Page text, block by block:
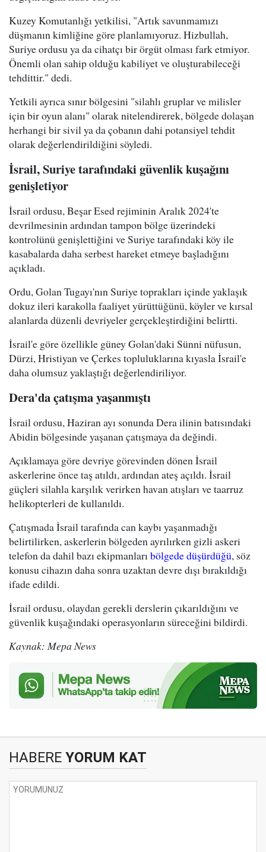
Kuzey Komutanlığı yetkilisi, "Artık savunmamızı
düşmanın kimliğine göre planlamıyoruz. Hizbullah,
Suriye ordusu ya da cihatçı bir örgüt olması fark etmiyor.
Önemli olan sahip olduğu kabiliyet ve oluşturabileceği
tehdittir." dedi.
Yetkili ayrıca sınır bölgesini "silahlı gruplar ve milisler
için bir oyun alanı" olarak nitelendirerek, bölgede dolaşan
herhangi bir sivil ya da çobanın dahi potansiyel tehdit
olarak değerlendirildiğini söyledi.
İsrail, Suriye tarafındaki güvenlik kuşağını
genişletiyor
İsrail ordusu, Beşar Esed rejiminin Aralık 2024'te
devrilmesinin ardından tampon bölge üzerindeki
kontrolünü genişlettiğini ve Suriye tarafındaki köy ile
kasabalarda daha serbest hareket etmeye başladığını
açıkladı.
Ordu, Golan Tugayı'nın Suriye toprakları içinde yaklaşık
dokuz ileri karakolla faaliyet yürüttüğünü, köyler ve kırsal
alanlarda düzenli devriyeler gerçekleştirdiğini belirtti.
İsrail'e göre özellikle güney Golan'daki Sünni nüfusun,
Dürzi, Hristiyan ve Çerkes topluluklarına kıyasla İsrail'e
daha olumsuz yaklaştığı değerlendiriliyor.
Dera'da çatışma yaşanmıştı
İsrail ordusu, Haziran ayı sonunda Dera ilinin batısındaki
Abidin bölgesinde yaşanan çatışmaya da değindi.
Açıklamaya göre devriye görevinden dönen İsrail
askerlerine önce taş atıldı, ardından ateş açıldı. İsrail
güçleri silahla karşılık verirken havan atışları ve taarruz
helikopterleri de kullanıldı.
Çatışmada İsrail tarafında can kaybı yaşanmadığı
belirtilirken, askerlerin bölgeden ayrılırken gizli askeri
telefon da dahil bazı ekipmanlarıbölgede düşürdüğü, söz
konusu cihazın daha sonra uzaktan devre dışı bırakıldığı
ifade edildi.
İsrail ordusu, olaydan gerekli derslerin çıkarıldığını ve
güvenlik kuşağındaki operasyonların süreceğini bildirdi.
Kaynak: Mepa News
HABERE YORUM KAT